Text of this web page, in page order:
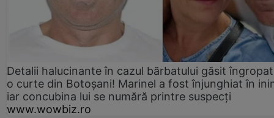
Detalii halucinante în cazul bărbatului găsit
o curte din Botoșani! Marinel a fost înjunghiat în
iar concubina lui se numără printre suspecți
www.wowbiz.ro